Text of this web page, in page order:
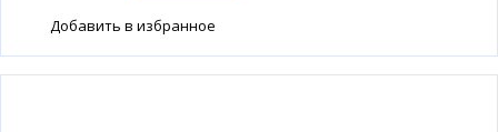
Добавить в избранное